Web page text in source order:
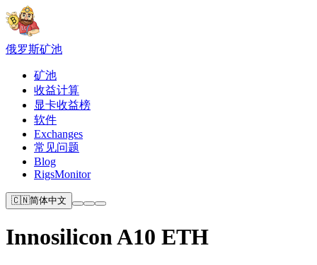
俄罗斯矿池
矿池
收益计算
显卡收益榜
软件
Exchanges
常见问题
Blog
RigsMonitor
🇨🇳简体中文
Innosilicon A10 ETH